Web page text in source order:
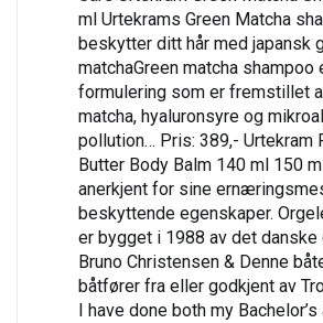
ml Urtekrams Green Matcha
beskytter ditt hår med japansk
matchaGreen matcha shampoo
formulering som er fremstillet
matcha, hyaluronsyre og
pollution… Pris: 389,- Urtekram
Butter Body Balm 140 ml 150
anerkjent for sine
beskyttende egenskaper.
er bygget i 1988 av det
Bruno Christensen & Denne
båtfører fra eller godkjent av
I have done both my Bachelor’s